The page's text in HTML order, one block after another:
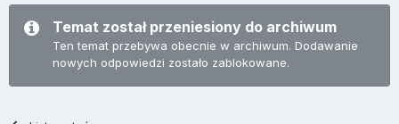
Temat został przeniesiony do archiwum
Ten temat przebywa obecnie w archiwum. Dodawanie
nowych odpowiedzi zostało zablokowane.